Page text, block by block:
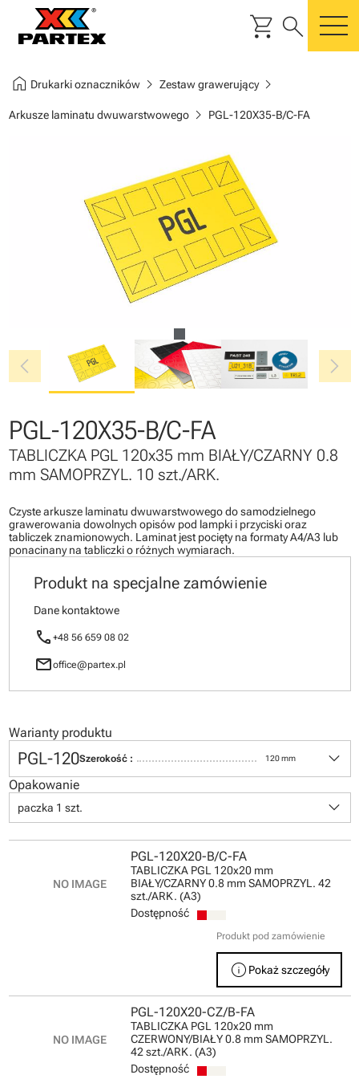
shopping_cart search
home Drukarki oznacznikówchevron_right Zestaw grawerującychevron_right
Arkusze laminatu dwuwarstwowegochevron_right PGL-120X35-B/C-FA
chevron_left chevron_right
PGL-120X35-B/C-FA
TABLICZKA PGL 120x35 mm BIAŁY/CZARNY 0.8
mm SAMOPRZYL. 10 szt./ARK.
Czyste arkusze laminatu dwuwarstwowego do samodzielnego
grawerowania dowolnych opisów pod lampki i przyciski oraz
tabliczek znamionowych. Laminat jest pocięty na formaty A4/A3 lub
ponacinany na tabliczki o różnych wymiarach.
Produkt na specjalne zamówienie
Dane kontaktowe
call +48 56 659 08 02
mailoffice@partex.pl
Warianty produktu
PGL-120Szerokość : 120 mm keyboard_arrow_down
Opakowanie
paczka 1 szt. keyboard_arrow_down
PGL-120X20-B/C-FA
TABLICZKA PGL 120x20 mm
BIAŁY/CZARNY 0.8 mm SAMOPRZYL. 42
szt./ARK. (A3)
Dostępność
Produkt pod zamówienie
info Pokaż szczegóły
PGL-120X20-CZ/B-FA
TABLICZKA PGL 120x20 mm
CZERWONY/BIAŁY 0.8 mm SAMOPRZYL.
42 szt./ARK. (A3)
Dostępność